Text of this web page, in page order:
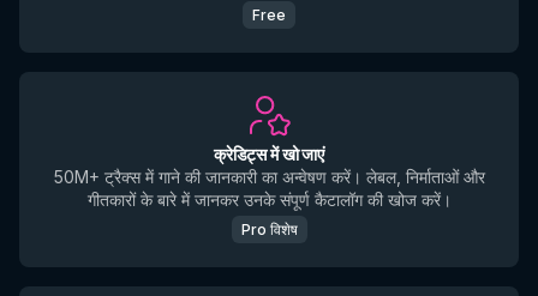
Free
क्रेडिट्स में खो जाएं
50M+ ट्रैक्स में गाने की जानकारी का अन्वेषण करें। लेबल, निर्माताओं और
गीतकारों के बारे में जानकर उनके संपूर्ण कैटालॉग की खोज करें।
Pro विशेष